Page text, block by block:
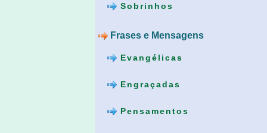
Sobrinhos
Frases e Mensagens
Evangélicas
Engraçadas
Pensamentos